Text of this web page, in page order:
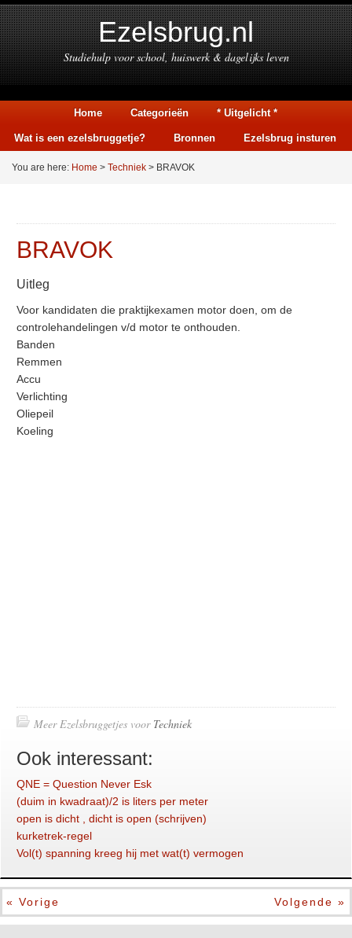
Ezelsbrug.nl
Studiehulp voor school, huiswerk & dagelijks leven
Home Categorieën * Uitgelicht *
Wat is een ezelsbruggetje? Bronnen Ezelsbrug insturen
You are here: Home > Techniek > BRAVOK
BRAVOK
Uitleg
Voor kandidaten die praktijkexamen motor doen, om de
controlehandelingen v/d motor te onthouden.
Banden
Remmen
Accu
Verlichting
Oliepeil
Koeling
Meer Ezelsbruggetjes voor Techniek
Ook interessant:
QNE = Question Never Esk
(duim in kwadraat)/2 is liters per meter
open is dicht , dicht is open (schrijven)
kurketrek-regel
Vol(t) spanning kreeg hij met wat(t) vermogen
« Vorige Volgende »